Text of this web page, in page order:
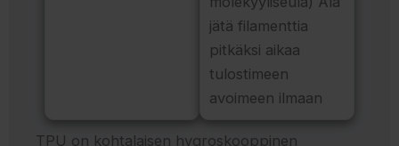
jätä filamenttia
pitkäksi aikaa
tulostimeen
avoimeen ilmaan
TPU on kohtalaisen hygroskooppinen